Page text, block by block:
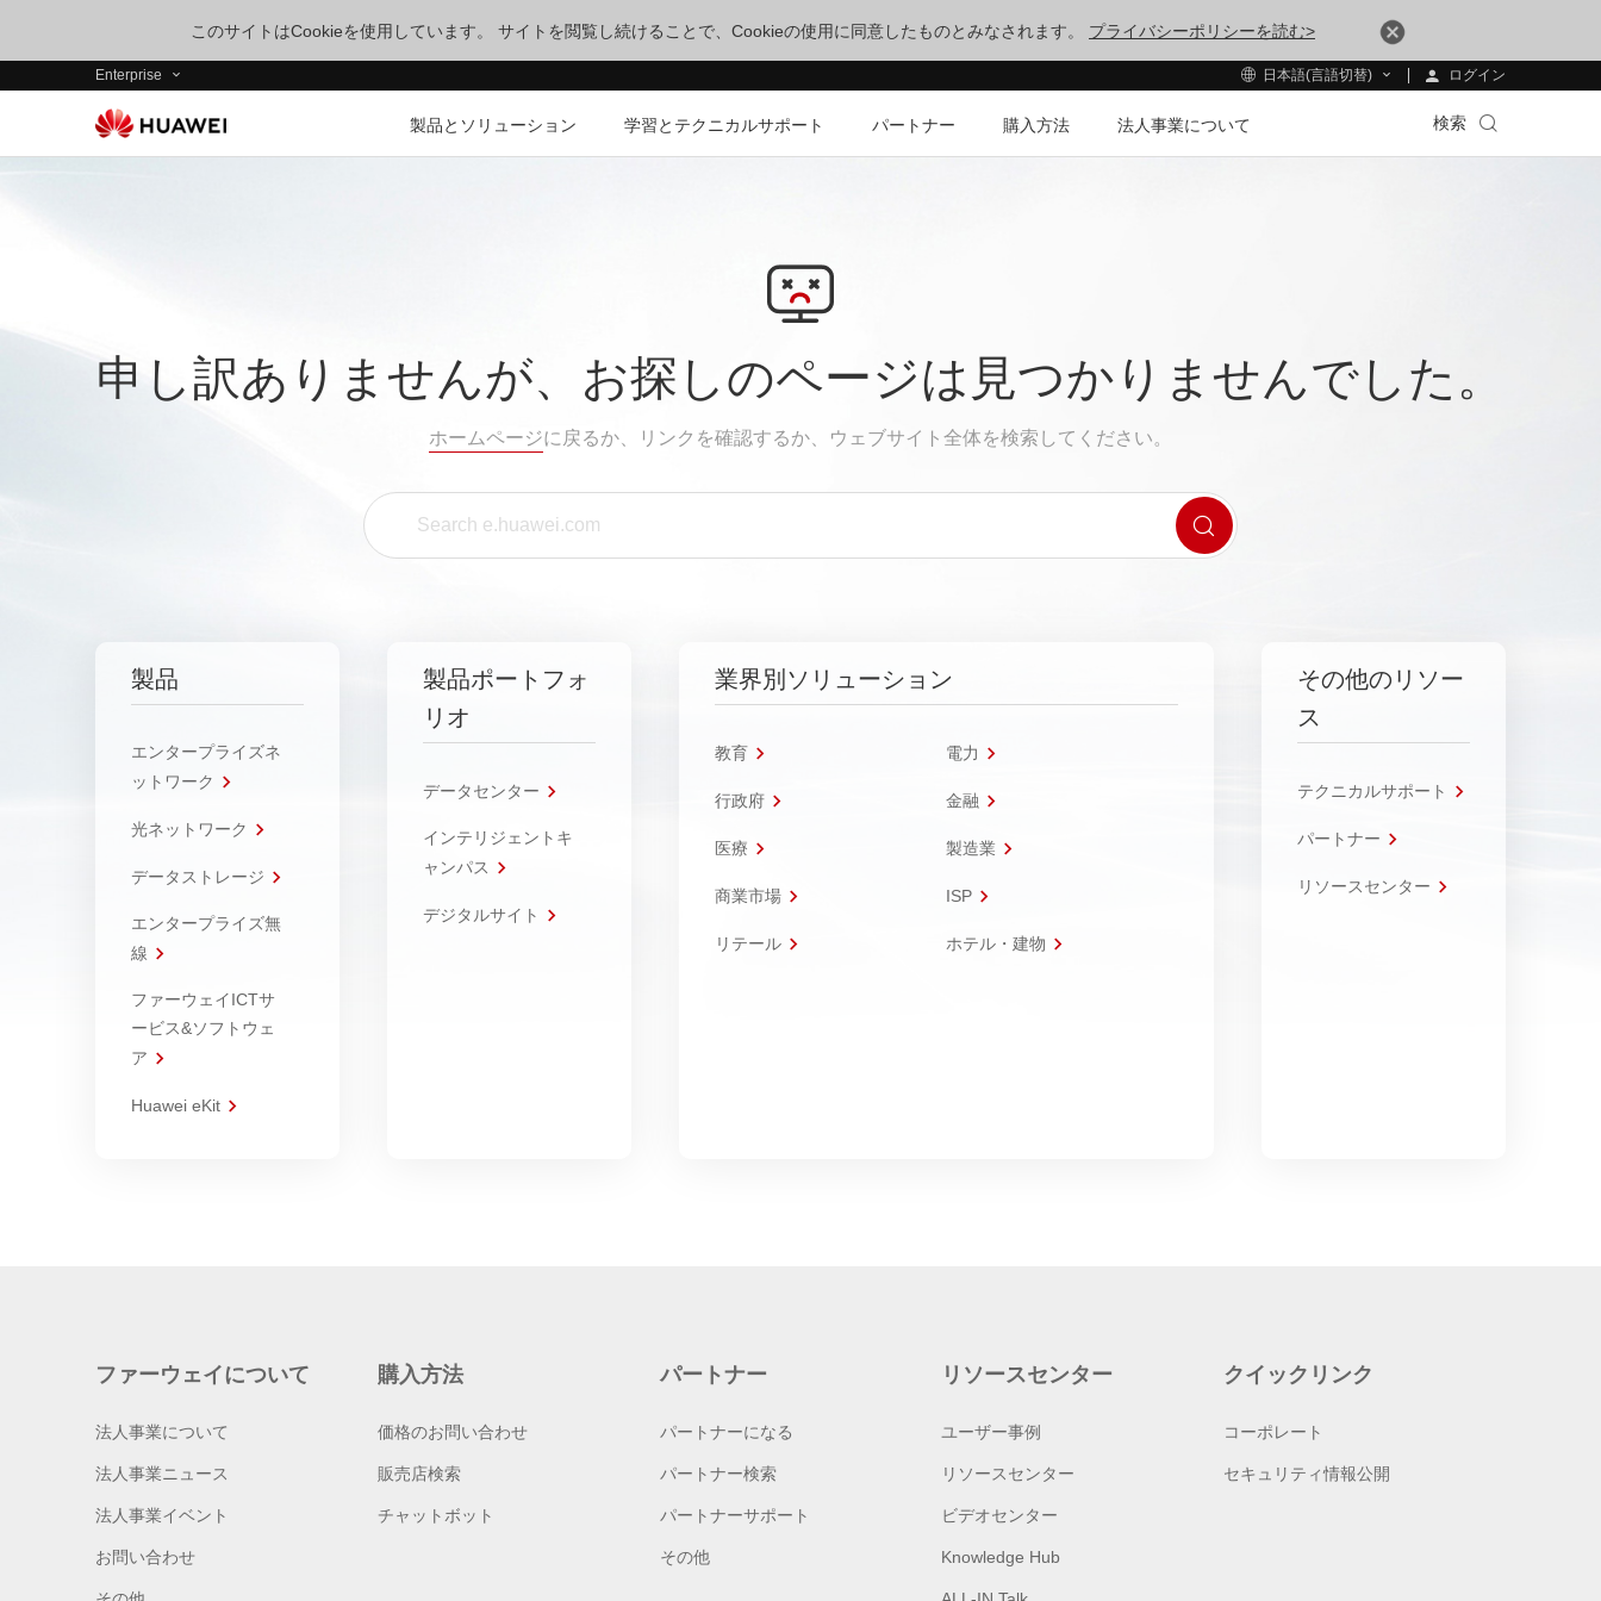
このサイトはCookieを使用しています。 サイトを閲覧し続けることで、Cookieの使用に同意したものとみなされます。 プライバシーポリシーを読む>
Enterprise 日本語(言語切替) ログイン
製品とソリューション 学習とテクニカルサポート パートナー 購入方法 法人事業について 検索
申し訳ありませんが、お探しのページは見つかりませんでした。
ホームページに戻るか、リンクを確認するか、ウェブサイト全体を検索してください。
製品
エンタープライズネ
ットワーク
光ネットワーク
データストレージ
エンタープライズ無
線
ファーウェイICTサ
ービス&ソフトウェ
ア
Huawei eKit
製品ポートフォ
リオ
データセンター
インテリジェントキ
ャンパス
デジタルサイト
業界別ソリューション
教育 電力
行政府 金融
医療 製造業
商業市場 ISP
リテール ホテル・建物
その他のリソー
ス
テクニカルサポート
パートナー
リソースセンター
ファーウェイについて
法人事業について
法人事業ニュース
法人事業イベント
お問い合わせ
購入方法
価格のお問い合わせ
販売店検索
チャットボット
パートナー
パートナーになる
パートナー検索
パートナーサポート
その他
リソースセンター
ユーザー事例
リソースセンター
ビデオセンター
Knowledge Hub
クイックリンク
コーポレート
セキュリティ情報公開